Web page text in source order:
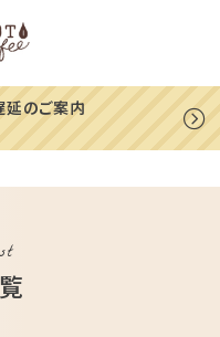
のご案内